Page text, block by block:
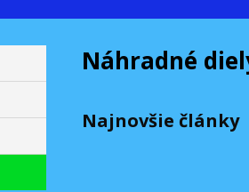
Náhradné
Najnovšie články